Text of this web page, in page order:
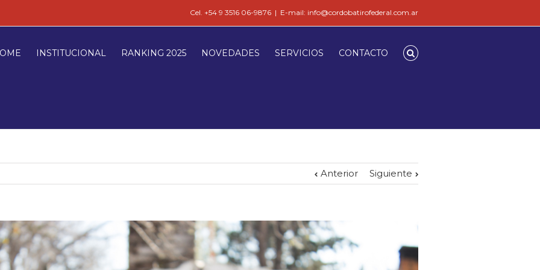
Cel. +54 9 3516 06-9876 | E-mail: info@cordobatirofederal.com.ar
INSTITUCIONAL RANKING 2025 NOVEDADES SERVICIOS CONTACTO
Anterior Siguiente